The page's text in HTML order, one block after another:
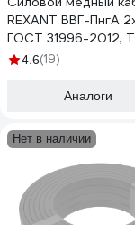
REXANT ВВГ-ПнгА
ГОСТ 31996-2012,
705.499-2010 01-
4.6(19)
Аналоги
Нет в наличии